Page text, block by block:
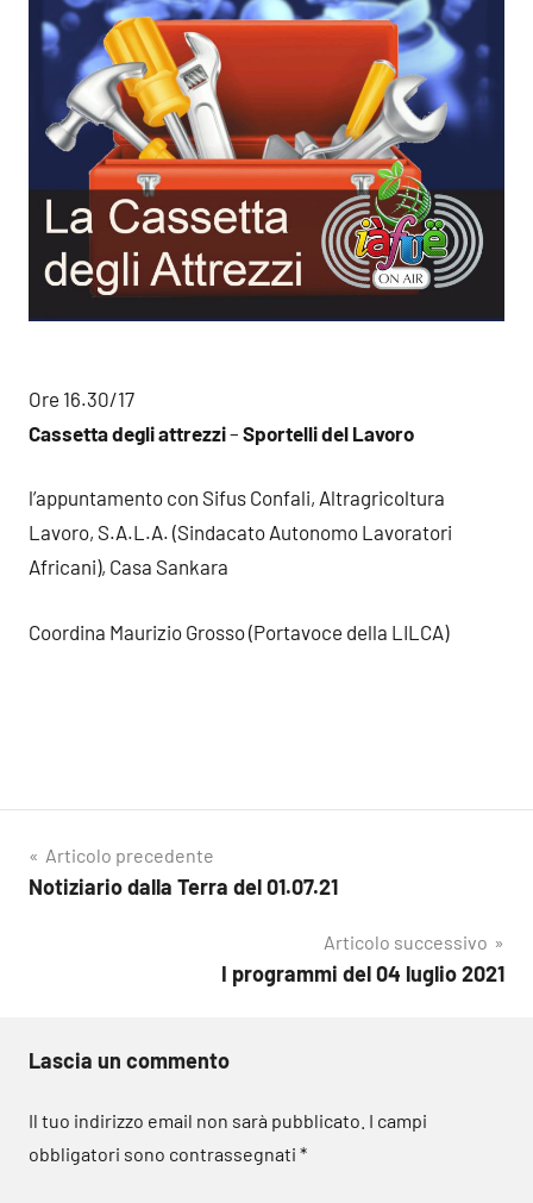
Ore 16.30/17
Cassetta degli attrezzi– Sportelli del Lavoro
l’appuntamento con Sifus Confali, Altragricoltura
Lavoro, S.A.L.A. (Sindacato Autonomo Lavoratori
Africani), Casa Sankara
Coordina Maurizio Grosso (Portavoce della LILCA)
Navigazione
articoli
Articolo precedente
Notiziario dalla Terra del 01.07.21
Articolo successivo
I programmi del 04 luglio 2021
Lascia un commento
Il tuo indirizzo email non sarà pubblicato. I campi
obbligatori sono contrassegnati *